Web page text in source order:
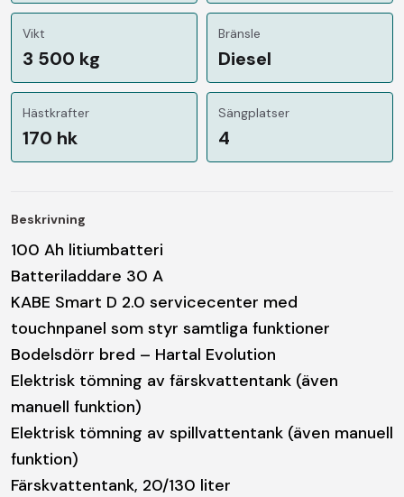
Vikt
3 500 kg
Bränsle
Diesel
Hästkrafter
170 hk
Sängplatser
4
Beskrivning
100 Ah litiumbatteri
Batteriladdare 30 A
KABE Smart D 2.0 servicecenter med
touchnpanel som styr samtliga funktioner
Bodelsdörr bred – Hartal Evolution
Elektrisk tömning av färskvattentank (även
manuell funktion)
Elektrisk tömning av spillvattentank (även manuell
funktion)
Färskvattentank, 20/130 liter